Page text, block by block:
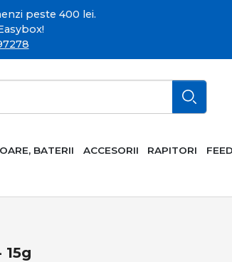
peste 400 lei.
BATERII ACCESORII RAPITORI